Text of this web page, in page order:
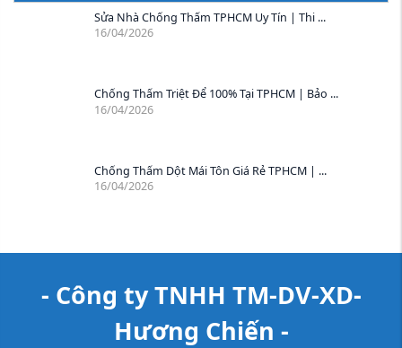
Sửa Nhà Chống Thấm TPHCM Uy Tín | Thi ...
16/04/2026
Chống Thấm Triệt Để 100% Tại TPHCM | Bảo ...
16/04/2026
Chống Thấm Dột Mái Tôn Giá Rẻ TPHCM | ...
16/04/2026
- Công ty TNHH TM-DV-XD-
Hương Chiến -